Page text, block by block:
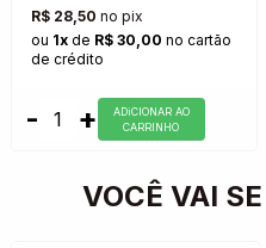
R$ 28,50 no pix
ou 1x de R$ 30,00 no cartão
de crédito
- +
ADiCIONAR AO
CARRINHO
VOCÊ VAI